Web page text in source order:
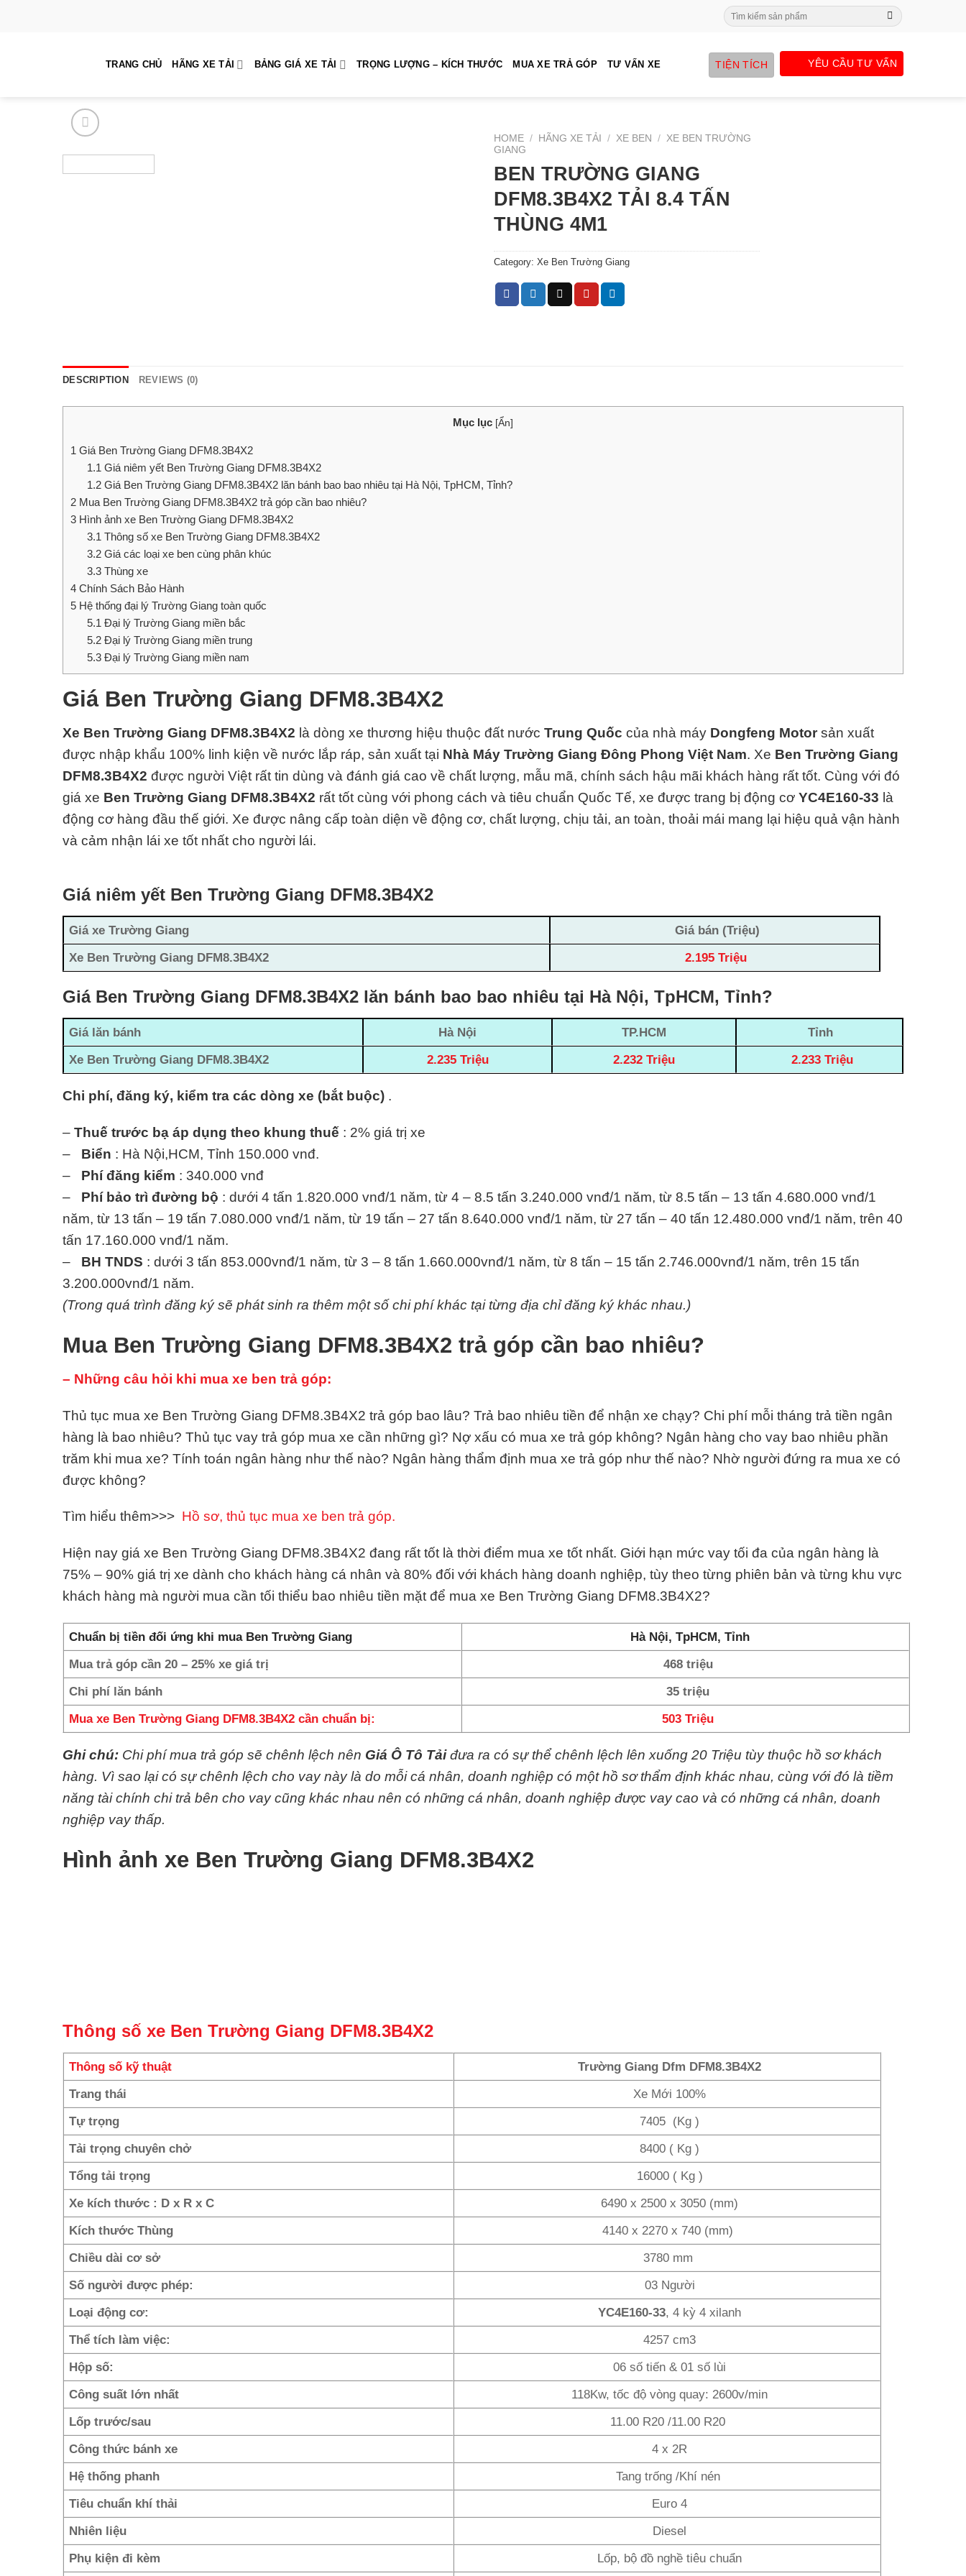
Search
for:
TRANG CHỦ HÃNG XE TẢI BẢNG GIÁ XE TẢI TRỌNG LƯỢNG – KÍCH THƯỚC MUA XE TRẢ GÓP TƯ VẤN XE TIỆN TÍCH YÊU CẦU TƯ VẤN
HOME / HÃNG XE TẢI / XE BEN / XE BEN TRƯỜNG
GIANG
BEN TRƯỜNG GIANG
DFM8.3B4X2 TẢI 8.4 TẤN
THÙNG 4M1
Category: Xe Ben Trường Giang
DESCRIPTION REVIEWS (0)
Mục lục [Ẩn]
1 Giá Ben Trường Giang DFM8.3B4X2
1.1 Giá niêm yết Ben Trường Giang DFM8.3B4X2
1.2Giá Ben Trường Giang DFM8.3B4X2 lăn bánh bao bao nhiêu tại Hà Nội, TpHCM, Tỉnh?
2 Mua Ben Trường Giang DFM8.3B4X2 trả góp cần bao nhiêu?
3 Hình ảnh xe Ben Trường Giang DFM8.3B4X2
3.1 Thông số xe Ben Trường Giang DFM8.3B4X2
3.2Giá các loại xe ben cùng phân khúc
3.3Thùng xe
4 Chính Sách Bảo Hành
5 Hệ thống đại lý Trường Giang toàn quốc
5.1 Đại lý Trường Giang miền bắc
5.2Đại lý Trường Giang miền trung
5.3Đại lý Trường Giang miền nam
Giá Ben Trường Giang DFM8.3B4X2
Xe Ben Trường Giang DFM8.3B4X2 là dòng xe thương hiệu thuộc đất nước Trung Quốc của nhà máy Dongfeng Motor sản xuất
được nhập khẩu 100% linh kiện về nước lắp ráp, sản xuất tại Nhà Máy Trường Giang Đông Phong Việt Nam. Xe Ben Trường Giang
DFM8.3B4X2 được người Việt rất tin dùng và đánh giá cao về chất lượng, mẫu mã, chính sách hậu mãi khách hàng rất tốt. Cùng với đó
giá xe Ben Trường Giang DFM8.3B4X2 rất tốt cùng với phong cách và tiêu chuẩn Quốc Tế, xe được trang bị động cơ YC4E160-33 là
động cơ hàng đầu thế giới. Xe được nâng cấp toàn diện về động cơ, chất lượng, chịu tải, an toàn, thoải mái mang lại hiệu quả vận hành
và cảm nhận lái xe tốt nhất cho người lái.
Giá niêm yết Ben Trường Giang DFM8.3B4X2
Giá xe Trường Giang
Giá bán (Triệu)
Xe Ben Trường Giang DFM8.3B4X2
2.195 Triệu
Giá Ben Trường Giang DFM8.3B4X2 lăn bánh bao bao nhiêu tại Hà Nội, TpHCM, Tỉnh?
Giá lăn bánh Hà Nội TP.HCM
Tỉnh
Xe Ben Trường Giang DFM8.3B4X2
2.235 Triệu 2.232 Triệu 2.233 Triệu
Chi phí, đăng ký, kiểm tra các dòng xe (bắt buộc) .
– Thuế trước bạ áp dụng theo khung thuế : 2% giá trị xe
– Biển : Hà Nội,HCM, Tỉnh 150.000 vnđ.
– Phí đăng kiểm : 340.000 vnđ
– Phí bảo trì đường bộ : dưới 4 tấn 1.820.000 vnđ/1 năm, từ 4 – 8.5 tấn 3.240.000 vnđ/1 năm, từ 8.5 tấn – 13 tấn 4.680.000 vnđ/1
năm, từ 13 tấn – 19 tấn 7.080.000 vnđ/1 năm, từ 19 tấn – 27 tấn 8.640.000 vnđ/1 năm, từ 27 tấn – 40 tấn 12.480.000 vnđ/1 năm, trên 40
tấn 17.160.000 vnđ/1 năm.
– BH TNDS : dưới 3 tấn 853.000vnđ/1 năm, từ 3 – 8 tấn 1.660.000vnđ/1 năm, từ 8 tấn – 15 tấn 2.746.000vnđ/1 năm, trên 15 tấn
3.200.000vnđ/1 năm.
(Trong quá trình đăng ký sẽ phát sinh ra thêm một số chi phí khác tại từng địa chỉ đăng ký khác nhau.)
Mua Ben Trường Giang DFM8.3B4X2 trả góp cần bao nhiêu?
– Những câu hỏi khi mua xe ben trả góp:
Thủ tục mua xe Ben Trường Giang DFM8.3B4X2 trả góp bao lâu? Trả bao nhiêu tiền để nhận xe chạy? Chi phí mỗi tháng trả tiền ngân
hàng là bao nhiêu? Thủ tục vay trả góp mua xe cần những gì? Nợ xấu có mua xe trả góp không? Ngân hàng cho vay bao nhiêu phần
trăm khi mua xe? Tính toán ngân hàng như thế nào? Ngân hàng thẩm định mua xe trả góp như thế nào? Nhờ người đứng ra mua xe có
được không?
Tìm hiểu thêm>>> Hồ sơ, thủ tục mua xe ben trả góp.
Hiện nay giá xe Ben Trường Giang DFM8.3B4X2 đang rất tốt là thời điểm mua xe tốt nhất. Giới hạn mức vay tối đa của ngân hàng là
75% – 90% giá trị xe dành cho khách hàng cá nhân và 80% đối với khách hàng doanh nghiệp, tùy theo từng phiên bản và từng khu vực
khách hàng mà người mua cần tối thiểu bao nhiêu tiền mặt để mua xe Ben Trường Giang DFM8.3B4X2?
Chuẩn bị tiền đối ứng khi mua Ben Trường Giang
Hà Nội, TpHCM, Tỉnh
Mua trả góp cần 20 – 25% xe giá trị
468 triệu
Chi phí lăn bánh
35 triệu
Mua xe Ben Trường Giang DFM8.3B4X2 cần chuẩn bị:
503 Triệu
Ghi chú: Chi phí mua trả góp sẽ chênh lệch nên Giá Ô Tô Tảiđưa ra có sự thể chênh lệch lên xuống 20 Triệu tùy thuộc hồ sơ khách
hàng. Vì sao lại có sự chênh lệch cho vay này là do mỗi cá nhân, doanh nghiệp có một hồ sơ thẩm định khác nhau, cùng với đó là tiềm
năng tài chính chi trả bên cho vay cũng khác nhau nên có những cá nhân, doanh nghiệp được vay cao và có những cá nhân, doanh
nghiệp vay thấp.
Hình ảnh xe Ben Trường Giang DFM8.3B4X2
Thông số xe Ben Trường Giang DFM8.3B4X2
Thông số kỹ thuật
Trường Giang Dfm DFM8.3B4X2
Trang thái
Xe Mới 100%
Tự trọng
7405 (Kg )
Tải trọng chuyên chở
8400 ( Kg )
Tổng tải trọng
16000 ( Kg )
Xe kích thước : D x R x C
6490 x 2500 x 3050 (mm)
Kích thước Thùng
4140 x 2270 x 740 (mm)
Chiều dài cơ sở
3780 mm
Số người được phép:
03 Người
Loại động cơ:
YC4E160-33, 4 kỳ 4 xilanh
Thể tích làm việc:
4257 cm3
Hộp số:
06 số tiến & 01 số lùi
Công suất lớn nhất
118Kw, tốc độ vòng quay: 2600v/min
Lốp trước/sau
11.00 R20 /11.00 R20
Công thức bánh xe
4 x 2R
Hệ thống phanh
Tang trống /Khí nén
Tiêu chuẩn khí thải
Euro 4
Nhiên liệu
Diesel
Phụ kiện đi kèm
Lốp, bộ đồ nghề tiêu chuẩn